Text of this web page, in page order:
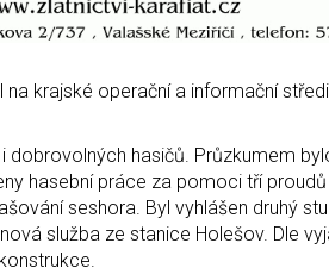
krajské operační a informační
hasičů. Průzkumem
hasební práce za pomoci tří
seshora. Byl vyhlášen druhý
služba ze stanice Holešov. Dle